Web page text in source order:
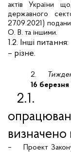
актів України
державного
27.09.2021)
О. В. та іншими.
1.2. Інші питання:
– різне.
2.
16 березня
2.1.
–
Проект